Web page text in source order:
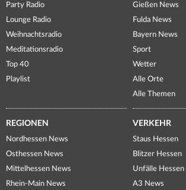
Party Radio
Lounge Radio
Weihnachtsradio
Meditationsradio
Top 40
Playlist
Gießen News
Fulda News
Bayern News
Sport
Wetter
Alle Orte
Alle Themen
REGIONEN
Nordhessen News
Osthessen News
Mittelhessen News
Rhein-Main News
VERKEHR
Staus Hessen
Blitzer Hessen
Unfälle Hessen
A3 News